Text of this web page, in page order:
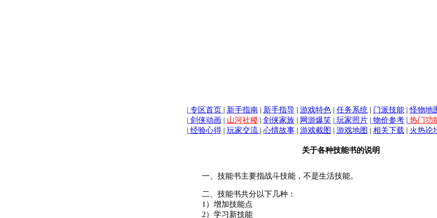
| 专区首页 | 新手指南| 新手指导 | 游戏特色| 任务系统| 门派技能|怪物地
| 剑侠动画| 山河社稷 | 剑侠家族| 网游爆笑 | 玩家照片 | 物价参考 | 热门功
| 经验心得| 玩家交流 | 心情故事| 游戏截图 | 游戏地图 | 相关下载 | 火热论
关于各种技能书的说明
一、技能书主要指战斗技能，不是生活技能。
二、技能书共分以下几种：
1）增加技能点
2）学习新技能